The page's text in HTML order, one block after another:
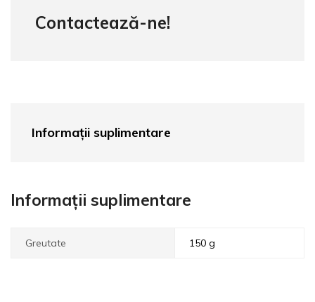
Contactează-ne!
Informații suplimentare
Informații suplimentare
Greutate 150 g